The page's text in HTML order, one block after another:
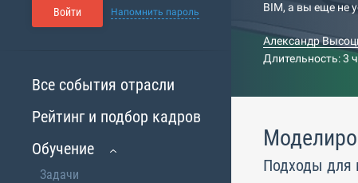
Войти Напомнить пароль
Все события отрасли
Рейтинг и подбор кадров
Обучение
Задачи
BIM, а вы еще не
Александр
Длительность: 3
Подходы для